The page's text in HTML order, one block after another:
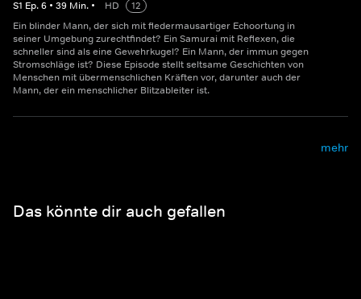
S1 Ep.6 • 39 Min. • HD
12
Ein blinder Mann, der sich mit fledermausartiger Echoortung in
seiner Umgebung zurechtfindet? Ein Samurai mit Reflexen, die
schneller sind als eine Gewehrkugel? Ein Mann, der immun gegen
Stromschläge ist? Diese Episode stellt seltsame Geschichten von
Menschen mit übermenschlichen Kräften vor, darunter auch der
Mann, der ein menschlicher Blitzableiter ist.
mehr
Das könnte dir auch gefallen